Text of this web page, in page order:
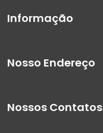
Informação
Nosso Endereço
Nossos Contatos